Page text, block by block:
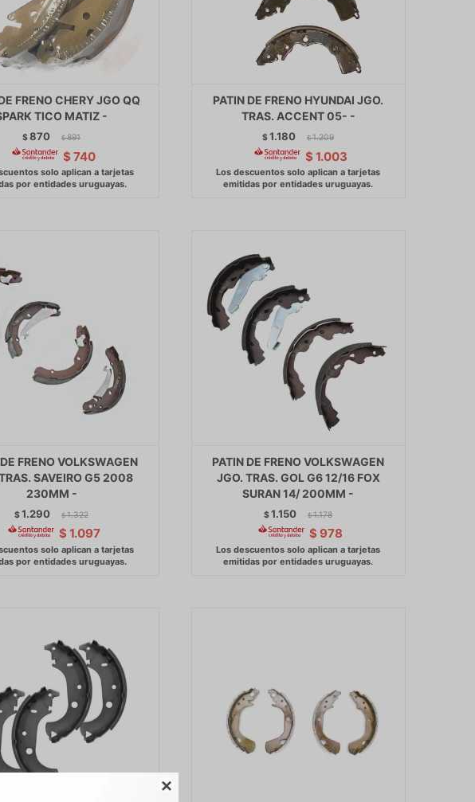

FRENO CHERY JGO QQ
TICO MATIZ -
$870 $ 891
$ 740
PATIN DE FRENO HYUNDAI JGO.
TRAS. ACCENT 05- -
$1.180 $ 1.209
$ 1.003
FRENO VOLKSWAGEN
SAVEIRO G5 2008
230MM -
$1.290 $ 1.322
$ 1.097
PATIN DE FRENO VOLKSWAGEN
JGO. TRAS. GOL G6 12/16 FOX
SURAN 14/ 200MM -
$1.150 $ 1.178
$ 978